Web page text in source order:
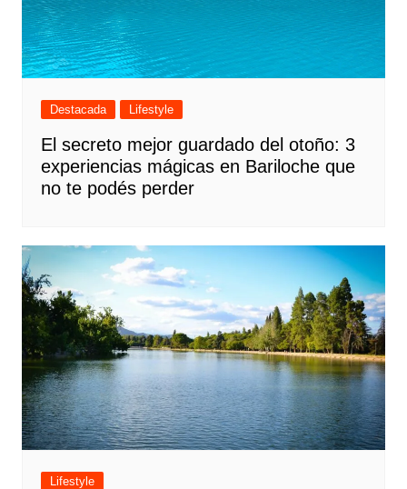
Destacada Lifestyle
El secreto mejor guardado del otoño: 3
experiencias mágicas en Bariloche que
no te podés perder
Lifestyle